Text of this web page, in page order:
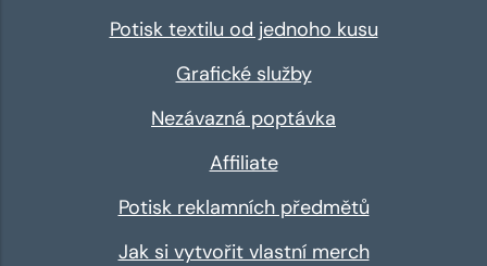
Potisk textilu od jednoho kusu
Grafické služby
Nezávazná poptávka
Affiliate
Potisk reklamních předmětů
Jak si vytvořit vlastní merch